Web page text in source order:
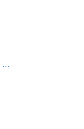
...